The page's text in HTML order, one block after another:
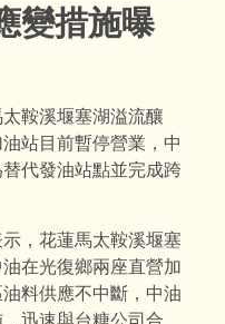
變措施曝
鞍溪堰塞湖溢流釀
站目前暫停營業，中
代發油站點並完成跨
，花蓮馬太鞍溪堰塞
在光復鄉兩座直營加
料供應不中斷，中油
迅速與台糖公司合